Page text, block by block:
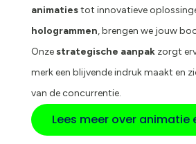
animatiestot innovatieve
hologrammen, brengen we jouw
Onzestrategische aanpakzorgt
merk een blijvende indruk maakt en
van de concurrentie.
Lees meer over animatie